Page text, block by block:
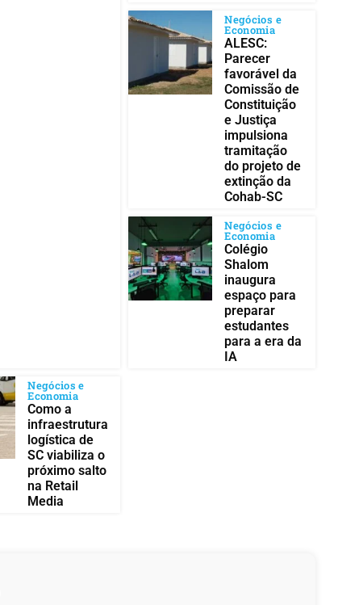
Negócios e
Economia
ALESC:
Parecer
favorável da
Comissão de
Constituição
e Justiça
impulsiona
tramitação
do projeto de
extinção da
Cohab-SC
Negócios e
Economia
Colégio
Shalom
inaugura
espaço para
preparar
estudantes
para a era da
IA
Negócios e
Economia
Como a
infraestrutura
logística de
SC viabiliza o
próximo salto
na Retail
Media